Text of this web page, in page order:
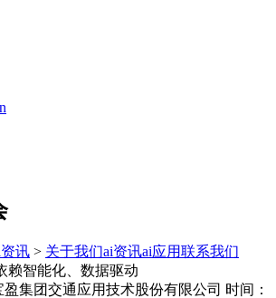
讯 > 关于我们ai资讯ai应用联系我们
赖智能化、数据驱动
集团交通应用技术股份有限公司 时间：